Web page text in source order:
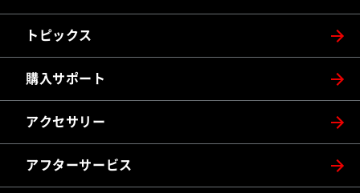
トピックス
購入サポート
アクセサリー
アフターサービス